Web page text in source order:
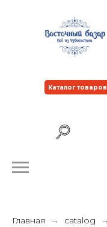
Каталог товаров
Главная catalog